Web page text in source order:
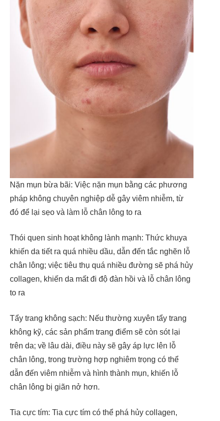
Nặn mụn bừa bãi: Việc nặn mụn bằng các phương
pháp không chuyên nghiệp dễ gây viêm nhiễm, từ
đó để lại sẹo và làm lỗ chân lông to ra
Thói quen sinh hoạt không lành mạnh: Thức khuya
khiến da tiết ra quá nhiều dầu, dẫn đến tắc nghẽn lỗ
chân lông; việc tiêu thụ quá nhiều đường sẽ phá hủy
collagen, khiến da mất đi độ đàn hồi và lỗ chân lông
to ra
Tẩy trang không sạch: Nếu thường xuyên tẩy trang
không kỹ, các sản phẩm trang điểm sẽ còn sót lại
trên da; về lâu dài, điều này sẽ gây áp lực lên lỗ
chân lông, trong trường hợp nghiêm trọng có thể
dẫn đến viêm nhiễm và hình thành mụn, khiến lỗ
chân lông bị giãn nở hơn.
Tia cực tím: Tia cực tím có thể phá hủy collagen,